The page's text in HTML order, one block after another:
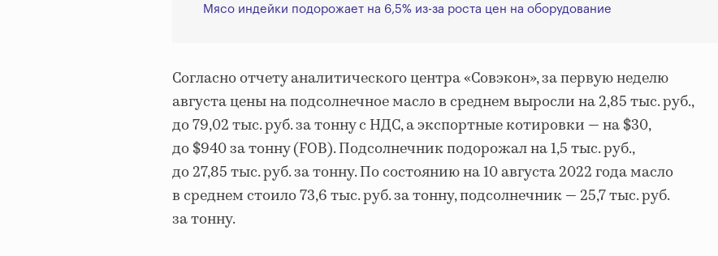
Мясо индейки подорожает на 6,5% из-за роста цен на оборудование
Согласно отчету аналитического центра «Совэкон», за первую неделю
августа цены на подсолнечное масло в среднем выросли на 2,85 тыс. руб.,
до 79,02 тыс. руб. за тонну с НДС, а экспортные котировки — на $30,
до $940 за тонну (FOB). Подсолнечник подорожал на 1,5 тыс. руб.,
до 27,85 тыс. руб. за тонну. По состоянию на 10 августа 2022 года масло
в среднем стоило 73,6 тыс. руб. за тонну, подсолнечник — 25,7 тыс. руб.
за тонну.